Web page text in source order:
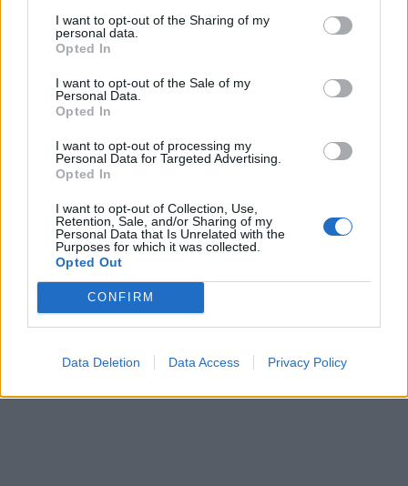
I want to opt-out of the Sharing of my
personal data.
Opted In
I want to opt-out of the Sale of my
Personal Data.
Opted In
I want to opt-out of processing my
Personal Data for Targeted Advertising.
Opted In
I want to opt-out of Collection, Use,
Retention, Sale, and/or Sharing of my
Personal Data that Is Unrelated with the
Purposes for which it was collected.
Opted Out
CONFIRM
Data Deletion Data Access Privacy Policy
αποθήκη της Wildberries
06/08/2026 - 10:30
Χρ. Δήμας: Στο Εθνικό Πρόγραμμα Ανάπτυξης η
αναβάθμιση του Αεροδρομίου Πάρου
Υπ. Παιδείας: 168 αιτήσεις από 23 χώρες για το νέο
αγγλόφωνο πρόγραμμα Ιατρικής του Πανεπιστημίου
Πατρών
06/08/2026 - 10:08 ΕΛΛΑΔΑ
Συνάντηση συνεργασίας Ε.Β.Ε.Π. με τον υπουργό
Ανάπτυξης ενόψει ΔΕΘ
06/08/2026 - 09:52 ΟΙΚΟΝΟΜΙΑ
ΟΛΕΣ ΟΙ ΕΙΔΗΣΕΙΣ